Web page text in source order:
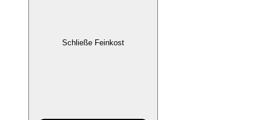
Schließe Feinkost